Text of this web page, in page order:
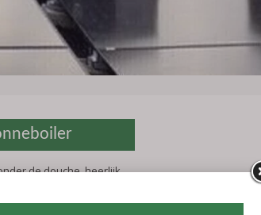
de douche, heerlijk
verwarmd door de zon.